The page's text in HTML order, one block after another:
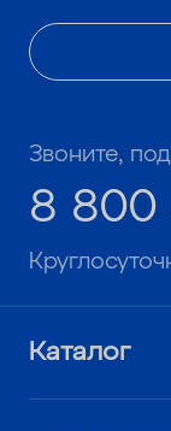
Звоните,
8 800
Каталог